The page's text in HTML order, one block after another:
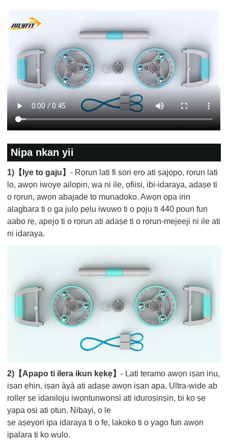
Nipa nkan yii
1)【Iye to gaju】- Rọrun lati fi sori ẹrọ ati ṣajọpọ, rọrun lati
lo, awọn iwoye ailopin, wa ni ile, ọfiisi, ibi-idaraya, adaṣe ti
o rọrun, awọn abajade to munadoko. Awọn ọpa irin
alagbara ti o ga julọ pẹlu iwuwo ti o pọju ti 440 poun fun
aabo rẹ, apejọ ti o rọrun ati adaṣe ti o rọrun-mejeeji ni ile ati
ni idaraya.
2)【Apapo ti ilera ikun kẹkẹ】- Lati teramo awọn iṣan inu,
iṣan ẹhin, iṣan àyà ati adaṣe awọn iṣan apa, Ultra-wide ab
roller ṣe idaniloju iwọntunwọnsi ati iduroṣinṣin, bi ko ṣe
yapa osi ati ọtun. Nibayi, o le
ṣe aṣeyọri ipa idaraya ti o fẹ, lakoko ti o yago fun awọn
ipalara ti ko wulo.